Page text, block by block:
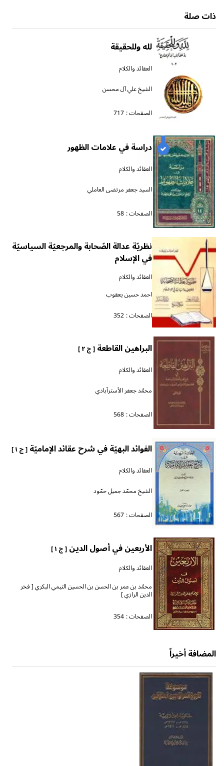
ذات صلة
لله وللحقيقة
العقائد والكلام
الشيخ علي آل محسن
الصفحات : 717
دراسة في علامات الظهور
العقائد والكلام
السيد جعفر مرتضى العاملي
الصفحات : 58
نظريّة عدالة الصّحابة والمرجعيّة السياسيّة
في الإسلام
العقائد والكلام
احمد حسين يعقوب
الصفحات : 352
البراهين القاطعة[ ج ٢ ]
العقائد والكلام
محمّد جعفر الأسترآبادي
الصفحات : 568
الفوائد البهيّة في شرح عقائد الإماميّة[ ج ١ ]
العقائد والكلام
الشيخ محمّد جميل حمّود
الصفحات : 567
الأربعين في أصول الدين[ ج ١ ]
العقائد والكلام
محمّد بن عمر بن الحسن بن الحسين التيمي البكري [ فخر
الدين الرازي ]
الصفحات : 354
المضافة أخيراً